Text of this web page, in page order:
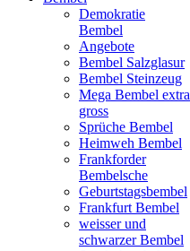
Demokratie
Bembel
Angebote
Bembel Salzglasur
Bembel Steinzeug
Mega Bembel extra
gross
Sprüche Bembel
Heimweh Bembel
Frankforder
Bembelsche
Geburtstagsbembel
Frankfurt Bembel
weisser und
schwarzer Bembel